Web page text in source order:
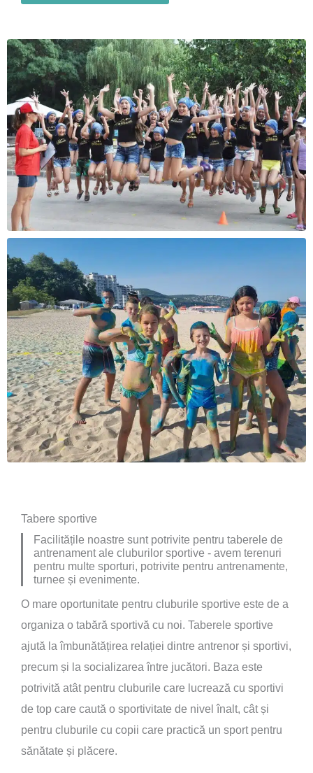
Tabere sportive
Facilitățile noastre sunt potrivite pentru taberele de
antrenament ale cluburilor sportive - avem terenuri
pentru multe sporturi, potrivite pentru antrenamente,
turnee și evenimente.
O mare oportunitate pentru cluburile sportive este de a
organiza o tabără sportivă cu noi. Taberele sportive
ajută la îmbunătățirea relației dintre antrenor și sportivi,
precum și la socializarea între jucători. Baza este
potrivită atât pentru cluburile care lucrează cu sportivi
de top care caută o sportivitate de nivel înalt, cât și
pentru cluburile cu copii care practică un sport pentru
sănătate și plăcere.